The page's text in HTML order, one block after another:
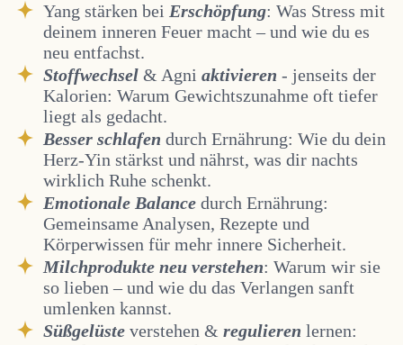
Yang stärken bei Erschöpfung: Was Stress mit
deinem inneren Feuer macht – und wie du es
neu entfachst.
Stoffwechsel & Agni aktivieren - jenseits der
Kalorien: Warum Gewichtszunahme oft tiefer
liegt als gedacht.
Besser schlafen durch Ernährung: Wie du dein
Herz-Yin stärkst und nährst, was dir nachts
wirklich Ruhe schenkt.
Emotionale Balance durch Ernährung:
Gemeinsame Analysen, Rezepte und
Körperwissen für mehr innere Sicherheit.
Milchprodukte neu verstehen: Warum wir sie
so lieben – und wie du das Verlangen sanft
umlenken kannst.
Süßgelüste verstehen & regulieren lernen: